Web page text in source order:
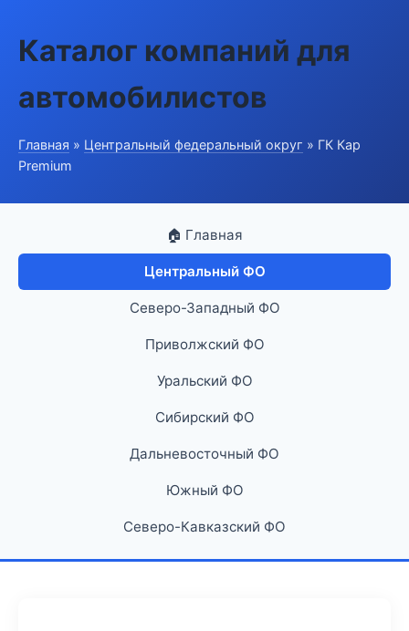
Каталог компаний для
автомобилистов
Главная » Центральный федеральный округ » ГК Кар
Premium
🏠 Главная
Центральный ФО
Северо-Западный ФО
Приволжский ФО
Уральский ФО
Сибирский ФО
Дальневосточный ФО
Южный ФО
Северо-Кавказский ФО